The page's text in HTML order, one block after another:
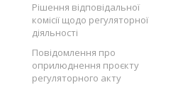
Рішення відповідальної
комісії щодо регуляторної
діяльності
Повідомлення про
оприлюднення проєкту
регуляторного акту